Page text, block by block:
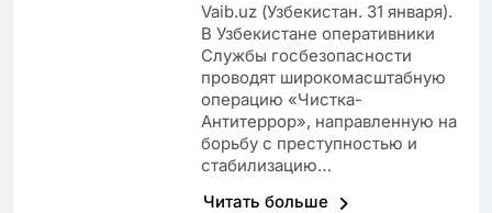
Vaib.uz (Узбекистан. 31 января).
В Узбекистане оперативники
Службы госбезопасности
проводят широкомасштабную
операцию «Чистка-
Антитеррор», направленную на
борьбу с преступностью и
стабилизацию…
Читать больше